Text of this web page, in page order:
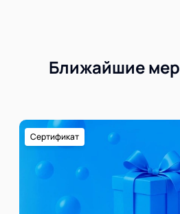
Ближайшие
Сертификат